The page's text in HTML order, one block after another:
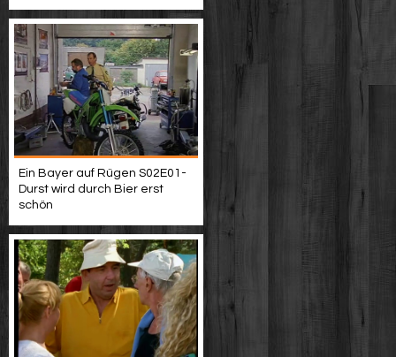
Ein Bayer auf Rügen S02E01-
Durst wird durch Bier erst
schön